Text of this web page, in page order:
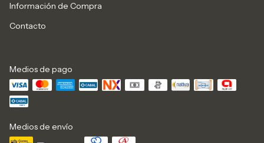
Información de Compra
Contacto
Medios de pago
Medios de envío